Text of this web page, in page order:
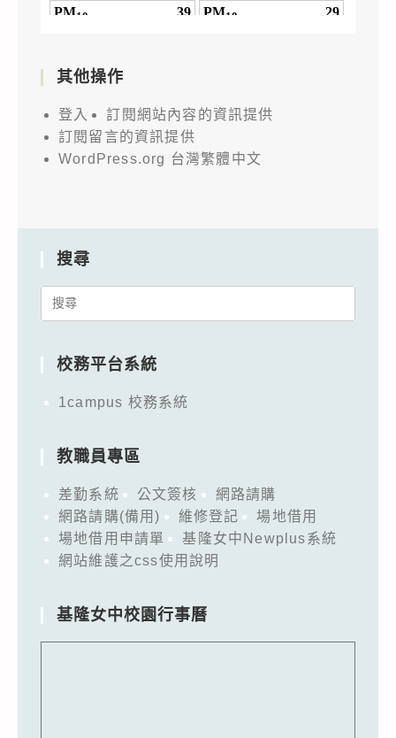
其他操作
登入
訂閱網站內容的資訊提供
訂閱留言的資訊提供
WordPress.org 台灣繁體中文
搜尋
Search
校務平台系統
1campus 校務系統
教職員專區
差勤系統 公文簽核
網路請購
網路請購(備用)
維修登記
場地借用
場地借用申請單
基隆女中Newplus系統
網站維護之css使用說明
基隆女中校園行事曆